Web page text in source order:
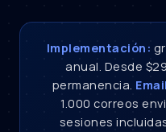
Implementación:
anual. Desde
permanencia.
1.000 correos
sesiones